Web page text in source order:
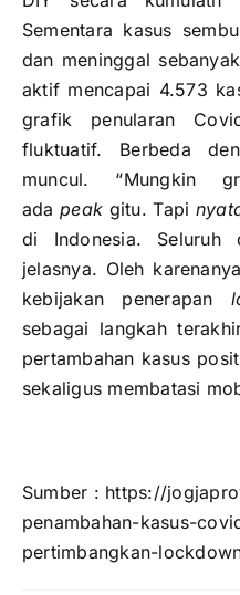
Sementara kasus
dan meninggal
aktif mencapai 4.573
grafik penularan
fluktuatif. Berbeda
muncul. “Mungkin
adapeak gitu. Tapi
di Indonesia. Seluruh
jelasnya. Oleh
kebijakan penerapan
sebagai langkah
pertambahan kasus
sekaligus membatasi
Sumber : https://
penambahan-kasus-
pertimbangkan-